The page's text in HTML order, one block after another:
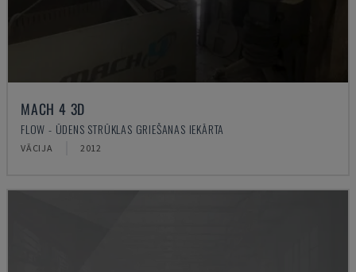
MACH 4 3D
FLOW - ŪDENS STRŪKLAS GRIEŠANAS IEKĀRTA
VĀCIJA 2012